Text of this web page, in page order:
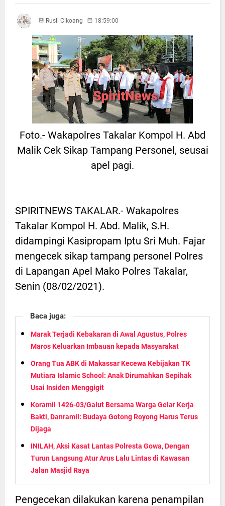
Rusli Cikoang 18:59:00
Foto.- Wakapolres Takalar Kompol H. Abd
Malik Cek Sikap Tampang Personel, seusai
apel pagi.
SPIRITNEWS TAKALAR.- Wakapolres
Takalar Kompol H. Abd. Malik, S.H.
didampingi Kasipropam Iptu Sri Muh. Fajar
mengecek sikap tampang personel Polres
di Lapangan Apel Mako Polres Takalar,
Senin (08/02/2021).
Baca juga:
Marak Terjadi Kebakaran di Awal Agustus, Polres
Maros Keluarkan Imbauan kepada Masyarakat
Orang Tua ABK di Makassar Kecewa Kebijakan TK
Mutiara Islamic School: Anak Dirumahkan Sepihak
Usai Insiden Menggigit
Koramil 1426-03/Galut Bersama Warga Gelar Kerja
Bakti, Danramil: Budaya Gotong Royong Harus Terus
Dijaga
INILAH, Aksi Kasat Lantas Polresta Gowa, Dengan
Turun Langsung Atur Arus Lalu Lintas di Kawasan
Jalan Masjid Raya
Pengecekan dilakukan karena penampilan